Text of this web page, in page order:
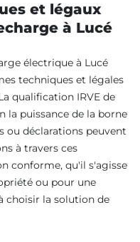
et légaux
à Lucé
électrique à Lucé
techniques et légales
qualification IRVE de
la puissance de la borne
ou déclarations peuvent
à travers ces
conforme, qu'il s'agisse
ou pour une
choisir la solution de